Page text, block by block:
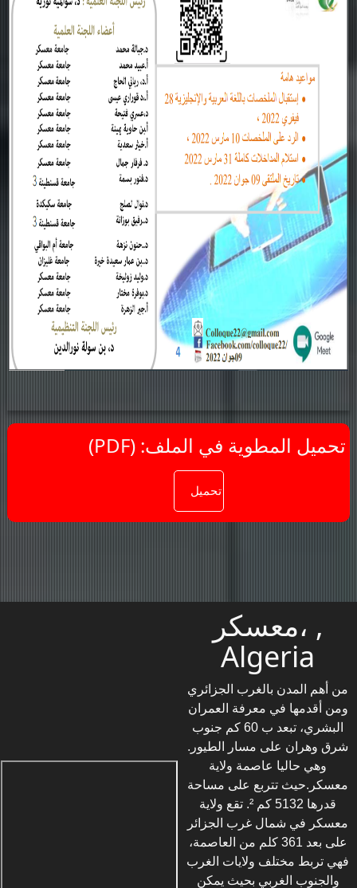
(PDF) :تحميل المطوية في الملف
معسكر، ,
Algeria
من أهم المدن بالغرب الجزائري
ومن أقدمها في معرفة العمران
البشري، تبعد ب 60 كم جنوب
شرق وهران على مسار الطيور.
وهي حاليا عاصمة ولاية
معسكر.حيث تتربع على مساحة
قدرها 5132 كم ². تقع ولاية
معسكر في شمال غرب الجزائر
على بعد 361 كلم من العاصمة،
فهي تربط مختلف ولايات الغرب
والجنوب الغربي بحيث يمكن